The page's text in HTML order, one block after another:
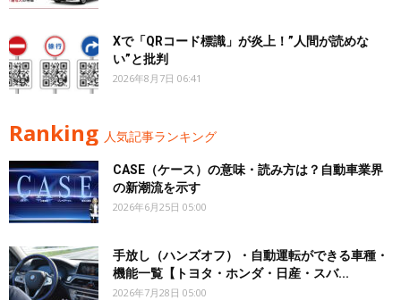
Xで「QRコード標識」が炎上！”人間が読めな
い”と批判
2026年8月7日 06:41
Ranking 人気記事ランキング
CASE（ケース）の意味・読み方は？自動車業界
の新潮流を示す
2026年6月25日 05:00
手放し（ハンズオフ）・自動運転ができる車種・
機能一覧【トヨタ・ホンダ・日産・スバ...
2026年7月28日 05:00